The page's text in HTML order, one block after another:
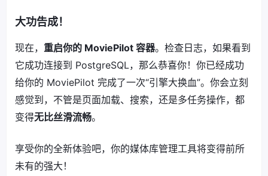
大功告成！
现在， 重启你的 MoviePilot 容器。检查日志，如果看到
它成功连接到 PostgreSQL，那么恭喜你！你已经成功
给你的 MoviePilot 完成了一次“引擎大换血”。你会立刻
感觉到，不管是页面加载、搜索，还是多任务操作，都
变得无比丝滑流畅。
享受你的全新体验吧，你的媒体库管理工具将变得前所
未有的强大！